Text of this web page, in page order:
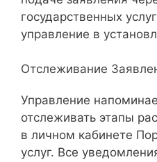
государственных
управление в
Отслеживание
Управление
отслеживать этапы
в личном кабинете
услуг. Все